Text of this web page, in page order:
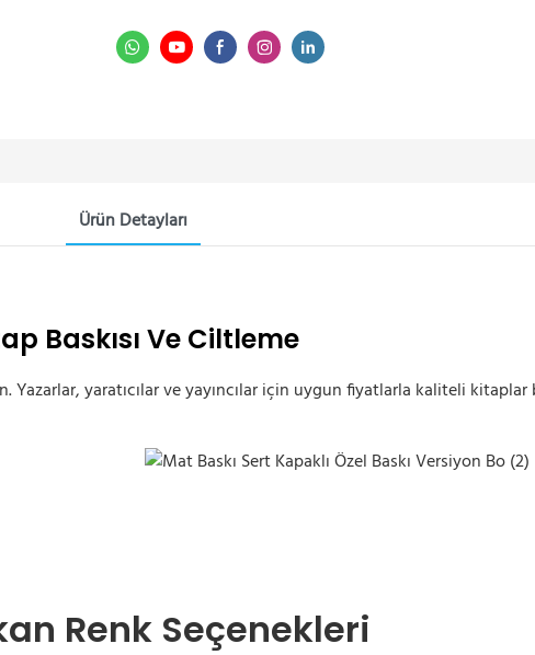
Ürün Detayları
Baskısı Ve Ciltleme
yaratıcılar ve yayıncılar için uygun fiyatlarla kaliteli kitaplar
Renk Seçenekleri